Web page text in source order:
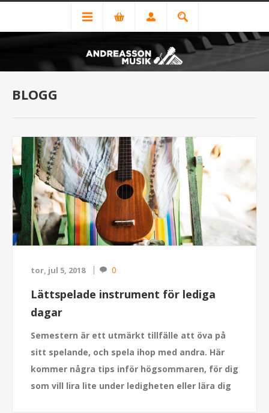
BLOGG
tor, jul 5, 2018 0
Lättspelade instrument för lediga
dagar
Semestern är ett utmärkt tillfälle att öva på
sitt spelande, och spela ihop med andra. Här
kommer några tips inför högsommaren, för dig
som vill lira lite under ledigheten eller lära dig